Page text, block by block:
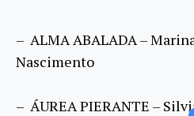
– ALMA ABALADA –
Nascimento
– ÁUREA PIERANTE –